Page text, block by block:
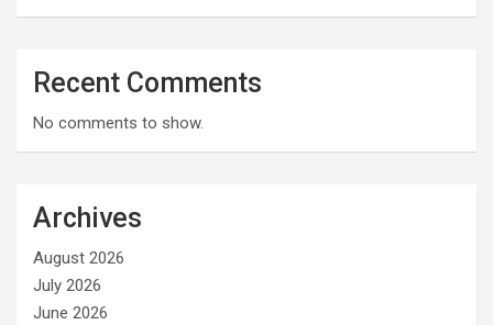
Recent Comments
No comments to show.
Archives
August 2026
July 2026
June 2026